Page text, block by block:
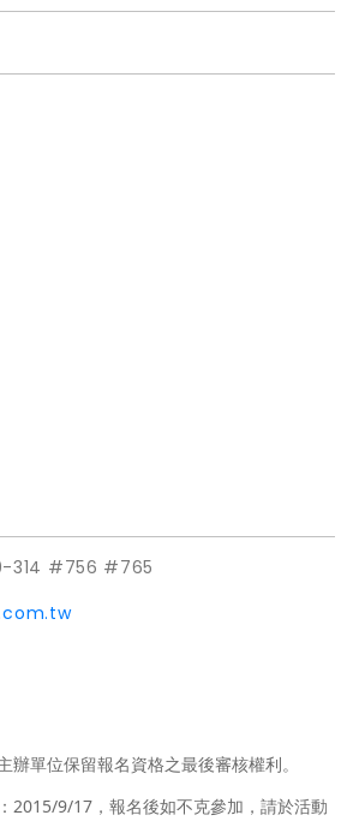
314 #756 #765
辦單位保留報名資格之最後審核權利。
2015/9/17，報名後如不克參加，請於活動